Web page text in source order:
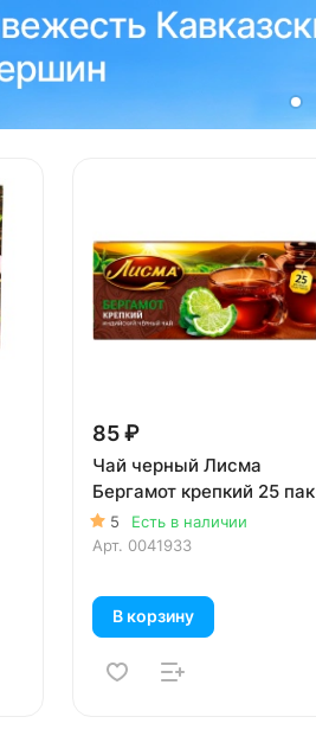
85 ₽
Чай черный Лисма
Бергамот крепкий 25 пак
5
Есть в наличии
Арт. 0041933
В корзину